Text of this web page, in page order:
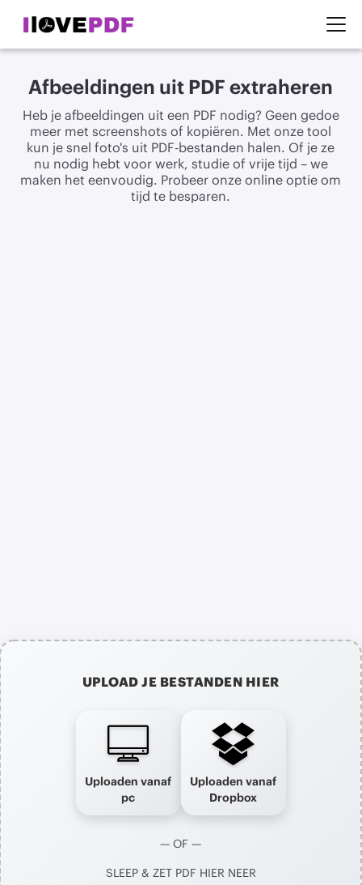
Afbeeldingen uit PDF extraheren
Heb je afbeeldingen uit een PDF nodig? Geen gedoe
meer met screenshots of kopiëren. Met onze tool
kun je snel foto's uit PDF-bestanden halen. Of je ze
nu nodig hebt voor werk, studie of vrije tijd – we
maken het eenvoudig. Probeer onze online optie om
tijd te besparen.
UPLOAD JE BESTANDEN HIER
Uploaden vanaf
pc
Uploaden vanaf
Dropbox
— OF —
SLEEP & ZET PDF HIER NEER